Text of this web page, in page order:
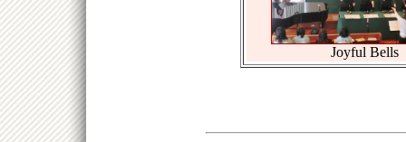
Joyful Bells